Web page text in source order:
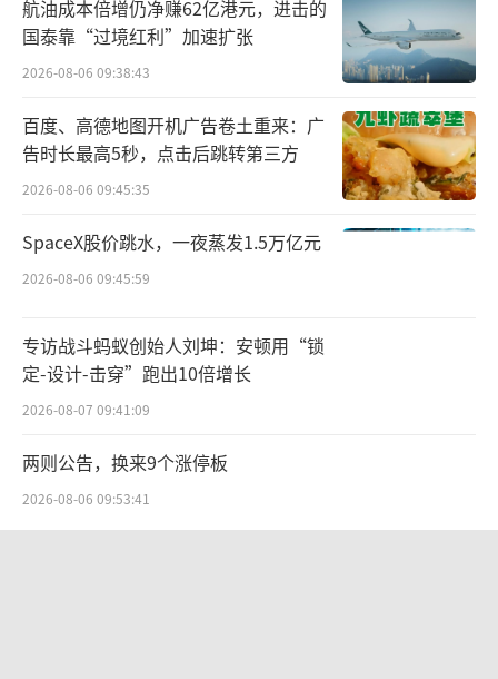
林奇的这艘“贝叶斯号”始建于2008年，
长56米，2020年刚完成翻修，可承载10名船员
和12名乘客。在这次事故中，其船体几乎未受
到伤害，沉船在50米左右深的海里。
船上22人，15人幸存，7人死亡。
此次事故中的7位遇难者，除了一位随船厨
关：乔纳森·布鲁默曾担任林奇公司审计委员
会成员，是他提供了关键证词，帮助林奇脱
罪；克里斯·莫维洛是代表林奇参加刑事审判
的美国辩护律师，也是本案胜诉的另一位关键
人物。
航油成本倍增仍净赚62亿港元，进击的
国泰靠“过境红利”加速扩张
2026-08-06 09:38:43
百度、高德地图开机广告卷土重来：广
告时长最高5秒，点击后跳转第三方
2026-08-06 09:45:35
SpaceX股价跳水，一夜蒸发1.5万亿元
2026-08-06 09:45:59
专访战斗蚂蚁创始人刘坤：安顿用“锁
定-设计-击穿”跑出10倍增长
2026-08-07 09:41:09
两则公告，换来9个涨停板
2026-08-06 09:53:41